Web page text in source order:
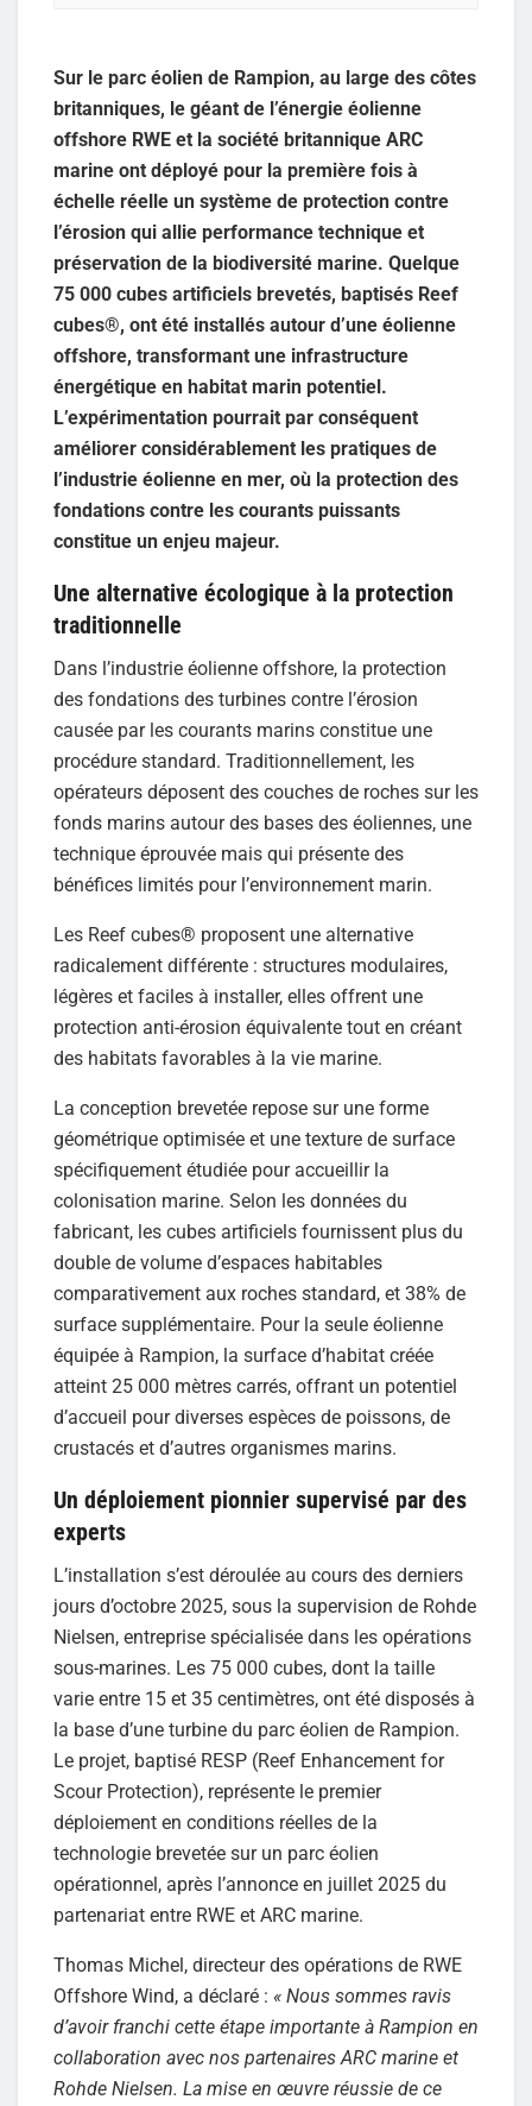
Sur le parc éolien de Rampion, au large des côtes
britanniques, le géant de l’énergie éolienne
offshore RWE et la société britannique ARC
marine ont déployé pour la première fois à
échelle réelle un système de protection contre
l’érosion qui allie performance technique et
préservation de la biodiversité marine. Quelque
75 000 cubes artificiels brevetés, baptisés Reef
cubes®, ont été installés autour d’une éolienne
offshore, transformant une infrastructure
énergétique en habitat marin potentiel.
L’expérimentation pourrait par conséquent
améliorer considérablement les pratiques de
l’industrie éolienne en mer, où la protection des
fondations contre les courants puissants
constitue un enjeu majeur.
Une alternative écologique à la protection
traditionnelle
Dans l’industrie éolienne offshore, la protection
des fondations des turbines contre l’érosion
causée par les courants marins constitue une
procédure standard. Traditionnellement, les
opérateurs déposent des couches de roches sur les
fonds marins autour des bases des éoliennes, une
technique éprouvée mais qui présente des
bénéfices limités pour l’environnement marin.
Les Reef cubes® proposent une alternative
radicalement différente : structures modulaires,
légères et faciles à installer, elles offrent une
protection anti-érosion équivalente tout en créant
des habitats favorables à la vie marine.
La conception brevetée repose sur une forme
géométrique optimisée et une texture de surface
spécifiquement étudiée pour accueillir la
colonisation marine. Selon les données du
fabricant, les cubes artificiels fournissent plus du
double de volume d’espaces habitables
comparativement aux roches standard, et 38% de
surface supplémentaire. Pour la seule éolienne
équipée à Rampion, la surface d’habitat créée
atteint 25 000 mètres carrés, offrant un potentiel
d’accueil pour diverses espèces de poissons, de
crustacés et d’autres organismes marins.
Un déploiement pionnier supervisé par des
experts
L’installation s’est déroulée au cours des derniers
jours d’octobre 2025, sous la supervision de Rohde
Nielsen, entreprise spécialisée dans les opérations
sous-marines. Les 75 000 cubes, dont la taille
varie entre 15 et 35 centimètres, ont été disposés à
la base d’une turbine du parc éolien de Rampion.
Le projet, baptisé RESP (Reef Enhancement for
Scour Protection), représente le premier
déploiement en conditions réelles de la
technologie brevetée sur un parc éolien
opérationnel, après l’annonce en juillet 2025 du
partenariat entre RWE et ARC marine.
Thomas Michel, directeur des opérations de RWE
Offshore Wind, a déclaré : « Nous sommes ravis
d’avoir franchi cette étape importante à Rampion en
collaboration avec nos partenaires ARC marine et
Rohde Nielsen. La mise en œuvre réussie de ce